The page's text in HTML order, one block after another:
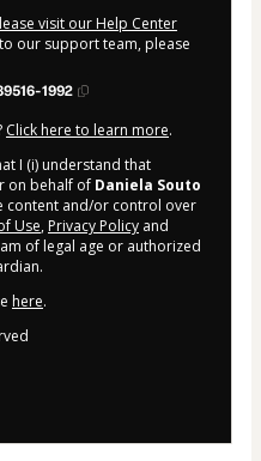
visit our Help Center
our support team, please
1992
Click here to learn more.
I (i) understand that
on behalf of Daniela Souto
content and/or control over
Use, Privacy Policy and
of legal age or authorized
here.